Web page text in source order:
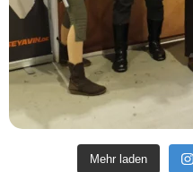
Mehr laden